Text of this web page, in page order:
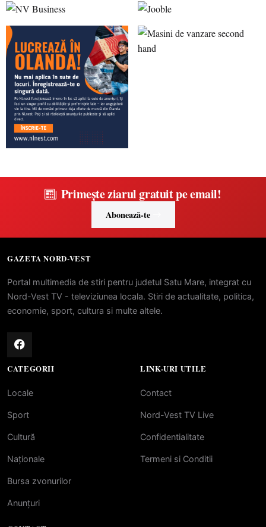
Primește ziarul gratuit pe email!
Abonează-te
GAZETA NORD-VEST
Portal multimedia de stiri pentru judetul Satu Mare, integrat cu
Nord-Vest TV - televiziunea locala. Stiri de actualitate, politica,
economie, sport, cultura si multe altele.
CATEGORII
Locale
Sport
Cultură
Naționale
Bursa zvonurilor
Anunțuri
LINK-URI UTILE
Contact
Nord-Vest TV Live
Confidentialitate
Termeni si Conditii